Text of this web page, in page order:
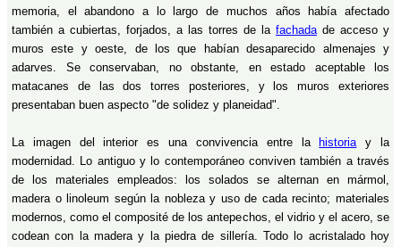
memoria, el abandono a lo largo de muchos años había afectado
también a cubiertas, forjados, a las torres de la fachadade acceso y
muros este y oeste, de los que habían desaparecido almenajes y
adarves. Se conservaban, no obstante, en estado aceptable los
matacanes de las dos torres posteriores, y los muros exteriores
presentaban buen aspecto "de solidez y planeidad".
La imagen del interior es una convivencia entre la historiay la
modernidad. Lo antiguo y lo contemporáneo conviven también a través
de los materiales empleados: los solados se alternan en mármol,
madera o linoleum según la nobleza y uso de cada recinto; materiales
modernos, como el composité de los antepechos, el vidrio y el acero, se
codean con la madera y la piedra de sillería. Todo lo acristalado hoy